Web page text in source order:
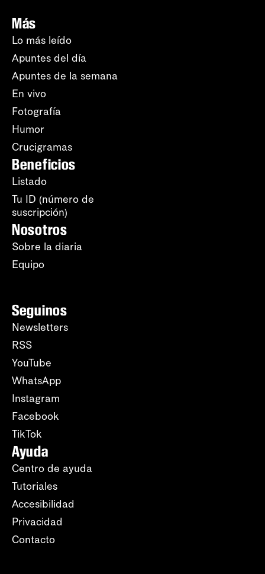
Más
Lo más leído
Apuntes del día
Apuntes de la semana
En vivo
Fotografía
Humor
Crucigramas
Beneficios
Listado
Tu ID (número de
suscripción)
Nosotros
Sobre la diaria
Equipo
Seguinos
Newsletters
RSS
YouTube
WhatsApp
Instagram
Facebook
TikTok
Ayuda
Centro de ayuda
Tutoriales
Accesibilidad
Privacidad
Contacto